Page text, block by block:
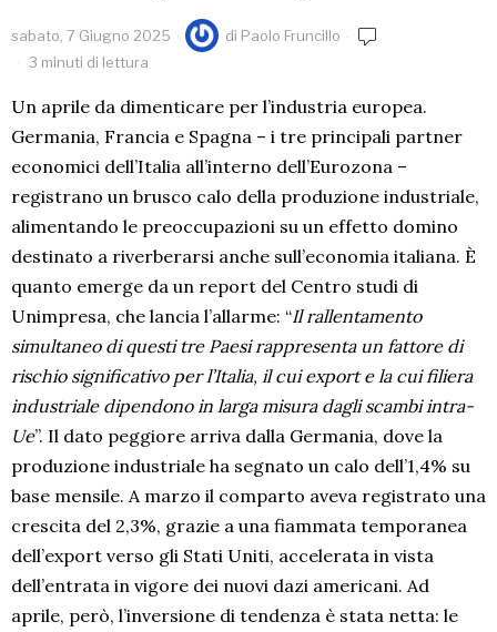
sabato, 7 Giugno 2025 di Paolo Fruncillo
3 minuti di lettura
Un aprile da dimenticare per l’industria europea.
Germania, Francia e Spagna – i tre principali partner
economici dell’Italia all’interno dell’Eurozona –
registrano un brusco calo della produzione industriale,
alimentando le preoccupazioni su un effetto domino
destinato a riverberarsi anche sull’economia italiana. È
quanto emerge da un report del Centro studi di
Unimpresa, che lancia l’allarme: “Il rallentamento
simultaneo di questi tre Paesi rappresenta un fattore di
rischio significativo per l’Italia, il cui export e la cui filiera
industriale dipendono in larga misura dagli scambi intra-
Ue”. Il dato peggiore arriva dalla Germania, dove la
produzione industriale ha segnato un calo dell’1,4% su
base mensile. A marzo il comparto aveva registrato una
crescita del 2,3%, grazie a una fiammata temporanea
dell’export verso gli Stati Uniti, accelerata in vista
dell’entrata in vigore dei nuovi dazi americani. Ad
aprile, però, l’inversione di tendenza è stata netta: le